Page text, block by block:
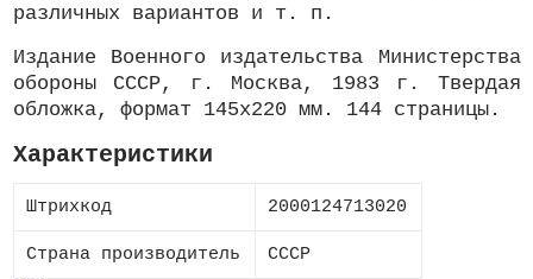
различных вариантов и т. п.
Издание Военного издательства Министерства
обороны СССР, г. Москва, 1983 г. Твердая
обложка, формат 145х220 мм. 144 страницы.
Характеристики
Штрихкод 2000124713020
Страна производитель
СССР